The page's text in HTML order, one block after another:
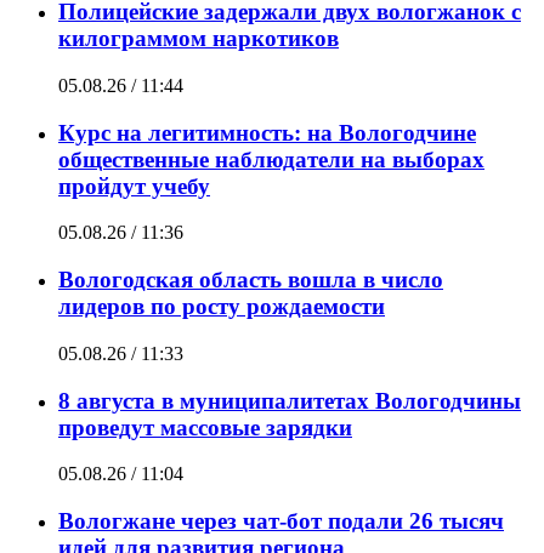
Полицейские задержали двух вологжанок с
килограммом наркотиков
05.08.26 / 11:44
Курс на легитимность: на Вологодчине
общественные наблюдатели на выборах
пройдут учебу
05.08.26 / 11:36
Вологодская область вошла в число
лидеров по росту рождаемости
05.08.26 / 11:33
8 августа в муниципалитетах Вологодчины
проведут массовые зарядки
05.08.26 / 11:04
Вологжане через чат-бот подали 26 тысяч
идей для развития региона